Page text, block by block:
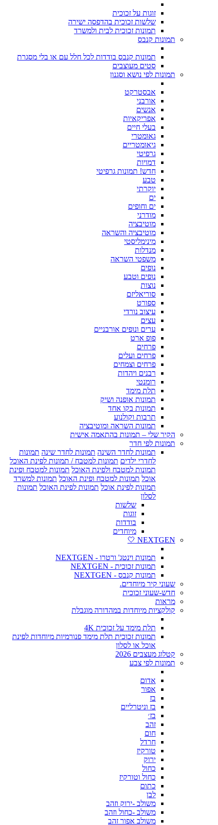
זוגות על זכוכית
שלשות זכוכית בהדפסה ישירה
תמונות זכוכית לבית ולמשרד
תמונות קנבס
תמונות קנבס בודדות לכל חלל עם או בלי מסגרת
סטים מעוצבים
תמונות לפי נושא וסגנון
אבסטרקט
אורבני
אנשים
אפריקאיות
בעלי חיים
גאומטרי
גיאומטריים
גרפיטי
דמויות
חדש! תמונות גרפיטי
טבע
יוקרתי
ים
ים וחופים
מודרני
מוטיבציה
מוטיבציה והשראה
מינימליסטי
מנדלות
משפטי השראה
נופים
נופים וטבע
נוצות
סוריאליזם
ספורט
עיצוב נורדי
עצים
ערים ונופים אורבניים
פופ ארט
פרחים
פרחים ועלים
פרחים וצמחים
רבנים ויהדות
רומנטי
תלת מימד
תמונות אופנה ושיק
תמונות בקו אחד
תרבות וקולנוע
תמונות השראה ומוטיבציה
הקיר שלי – תמונות בהתאמה אישית
תמונות לפי חדר
תמונות לחדר השינה תמונות לחדר שינה תמונות
לחדרי ילדים תמונות למטבח / תמונות לפינת האוכל
תמונות למטבח ולפינת האוכל תמונות למטבח ופינת
אוכל תמונות למטבח ופינת האוכל תמונות למשרד
תמונות לפינת אוכל תמונות לפינת האוכל תמונות
לסלון
שלשות
זוגות
בודדות
מיוחדים
NEXTGEN 🤍
תמונות וינטג' ורטרו - NEXTGEN
תמונות זכוכית - NEXTGEN
תמונות קנבס - NEXTGEN
שעוני קיר מיוחדים.
חדש-שעוני זכוכית
מראות
קולקציות מיוחדות במהדורה מוגבלת
תלת מימד על זכוכית 4K
תמונות זכוכית תלת מימד פנורמיות מיוחדות לפינת
אוכל או לסלון
קטלוג מעצבים 2026
תמונות לפי צבע
אדום
אפור
בז
בז וניטרליים
בז׳
זהב
חום
חרדל
טורקיז
ירוק
כחול
כחול וטורקיז
כתום
לבן
משולב -ירוק וזהב
משולב -כחול וזהב
משולב אפור זהב